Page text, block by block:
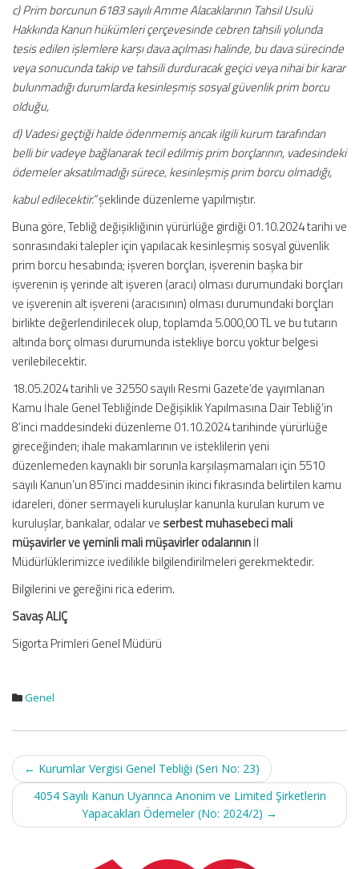
c) Prim borcunun 6183 sayılı Amme Alacaklarının Tahsil Usulü
Hakkında Kanun hükümleri çerçevesinde cebren tahsili yolunda
tesis edilen işlemlere karşı dava açılması halinde, bu dava sürecinde
veya sonucunda takip ve tahsili durduracak geçici veya nihai bir karar
bulunmadığı durumlarda kesinleşmiş sosyal güvenlik prim borcu
olduğu,
d) Vadesi geçtiği halde ödenmemiş ancak ilgili kurum tarafından
belli bir vadeye bağlanarak tecil edilmiş prim borçlarının, vadesindeki
ödemeler aksatılmadığı sürece, kesinleşmiş prim borcu olmadığı,
kabul edilecektir.”şeklinde düzenleme yapılmıştır.
Buna göre, Tebliğ değişikliğinin yürürlüğe girdiği 01.10.2024 tarihi ve
sonrasındaki talepler için yapılacak kesinleşmiş sosyal güvenlik
prim borcu hesabında; işveren borçları, işverenin başka bir
işverenin iş yerinde alt işveren (aracı) olması durumundaki borçları
ve işverenin alt işvereni (aracısının) olması durumundaki borçları
birlikte değerlendirilecek olup, toplamda 5.000,00 TL ve bu tutarın
altında borç olması durumunda istekliye borcu yoktur belgesi
verilebilecektir.
18.05.2024 tarihli ve 32550 sayılı Resmi Gazete’de yayımlanan
Kamu İhale Genel Tebliğinde Değişiklik Yapılmasına Dair Tebliğ’in
8’inci maddesindeki düzenleme 01.10.2024 tarihinde yürürlüğe
gireceğinden; ihale makamlarının ve isteklilerin yeni
düzenlemeden kaynaklı bir sorunla karşılaşmamaları için 5510
sayılı Kanun’un 85’inci maddesinin ikinci fıkrasında belirtilen kamu
idareleri, döner sermayeli kuruluşlar kanunla kurulan kurum ve
kuruluşlar, bankalar, odalar ve serbest muhasebeci mali
müşavirler ve yeminli mali müşavirler odalarınınİl
Müdürlüklerimizce ivedilikle bilgilendirilmeleri gerekmektedir.
Bilgilerini ve gereğini rica ederim.
Savaş ALIÇ
Sigorta Primleri Genel Müdürü
Genel
Post
navigation
← Kurumlar Vergisi Genel Tebliği (Seri No: 23)
4054 Sayılı Kanun Uyarınca Anonim ve Limited Şirketlerin
Yapacakları Ödemeler (No: 2024/2) →